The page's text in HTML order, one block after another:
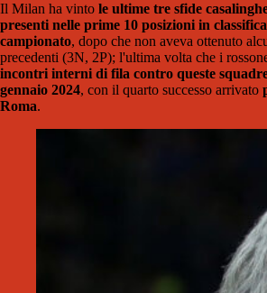
Il Milan ha vinto le ultime tre sfide
presenti nelle prime 10 posizioni in
campionato, dopo che non aveva ottenuto
precedenti (3N, 2P); l'ultima volta che i
incontri interni di fila contro queste
gennaio 2024, con il quarto successo arrivato
Roma.